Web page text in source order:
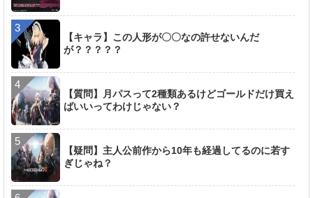
【キャラ】この人形が〇〇なの許せないんだ
が？？？？？
【質問】月パスって2種類あるけどゴールドだけ買え
ばいいってわけじゃない？
【疑問】主人公前作から10年も経過してるのに若す
ぎじゃね？